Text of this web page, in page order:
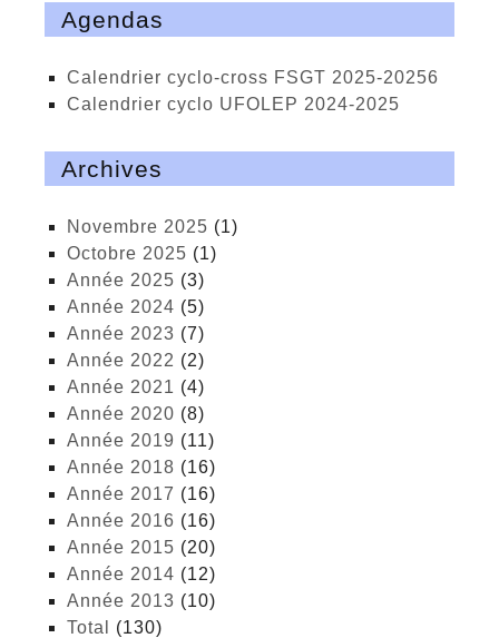
Agendas
calendrier cyclo-cross FSGT 2025-20256
calendrier cyclo UFOLEP 2024-2025
Archives
novembre 2025 (1)
octobre 2025 (1)
année 2025 (3)
année 2024 (5)
année 2023 (7)
année 2022 (2)
année 2021 (4)
année 2020 (8)
année 2019 (11)
année 2018 (16)
année 2017 (16)
année 2016 (16)
année 2015 (20)
année 2014 (12)
année 2013 (10)
total (130)